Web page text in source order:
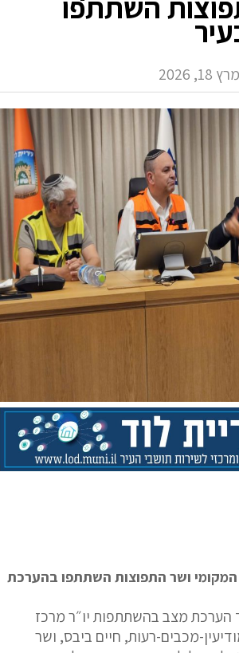
מרץ 18, 2026
המקומי ושר התפוצות השתתפו בהערכת
הערכת מצב בהשתתפות יו״ר מרכז
מכבים-רעות, חיים ביבס, ושר